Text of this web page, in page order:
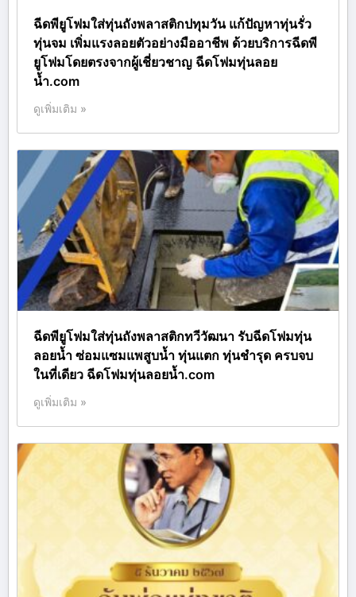
ฉีดพียูโฟมใส่ทุ่นถังพลาสติกปทุมวัน แก้ปัญหาทุ่นรั่ว
ทุ่นจม เพิ่มแรงลอยตัวอย่างมืออาชีพ ด้วยบริการฉีดพี
ยูโฟมโดยตรงจากผู้เชี่ยวชาญ ฉีดโฟมทุ่นลอย
น้ำ.com
ดูเพิ่มเติม »
ฉีดพียูโฟมใส่ทุ่นถังพลาสติกทวีวัฒนา รับฉีดโฟมทุ่น
ลอยน้ำ ซ่อมแซมแพสูบน้ำ ทุ่นแตก ทุ่นชำรุด ครบจบ
ในที่เดียว ฉีดโฟมทุ่นลอยน้ำ.com
ดูเพิ่มเติม »